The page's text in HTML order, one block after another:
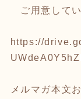
ご用意してい
https://
メルマガ本文